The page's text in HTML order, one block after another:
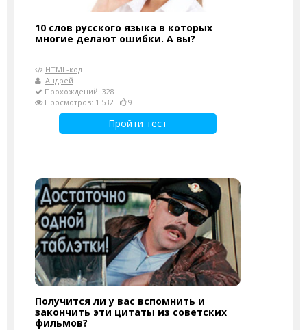
10 слов русского языка в которых
многие делают ошибки. А вы?
HTML-код
Андрей
Прохождений: 328
Просмотров: 1 532
9
Пройти тест
Получится ли у вас вспомнить и
закончить эти цитаты из советских
фильмов?